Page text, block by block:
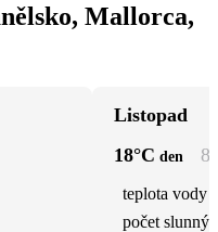
Mallorca,
Listopad
18°C den 8
teplota vody
počet